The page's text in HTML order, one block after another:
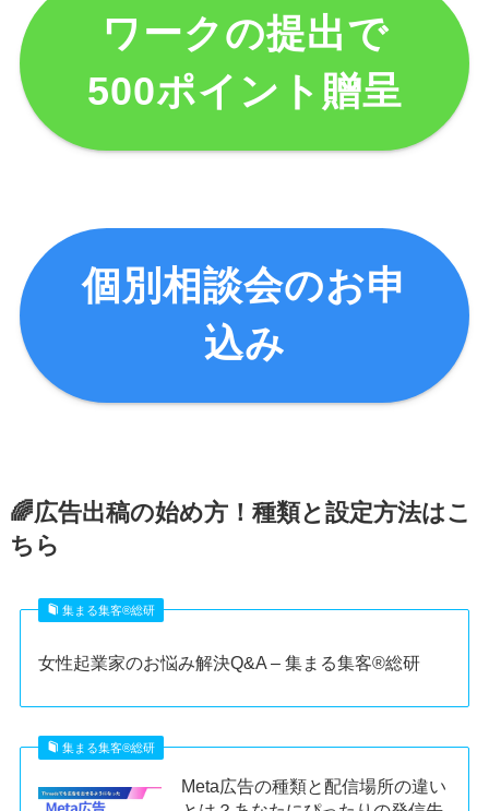
ワークの提出で
500ポイント贈呈
個別相談会のお申
込み
🌈広告出稿の始め方！種類と設定方法はこ
ちら
集まる集客®︎総研
女性起業家のお悩み解決Q&A – 集まる集客®︎総研
集まる集客®︎総研
Meta広告の種類と配信場所の違い